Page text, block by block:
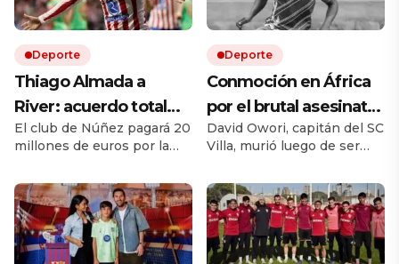
Deporte
Thiago Almada a
River: acuerdo total
con Atlético de Madrid
y el campeón del
mundo llega por una
cifra récord
El club de Núñez pagará 20
millones de euros por la
Le ganó la pulseada a
Flamengo y es la
transferencia más cara en
la historia del fútbol
argentino. El equipo de
Deporte
Conmoción en África
por el brutal asesinato
de una de las figuras
del fútbol ugandés
David Owori, capitán del SC
Villa, murió luego de ser
durante un asalto ocurrido
en un barrio de Kampala.